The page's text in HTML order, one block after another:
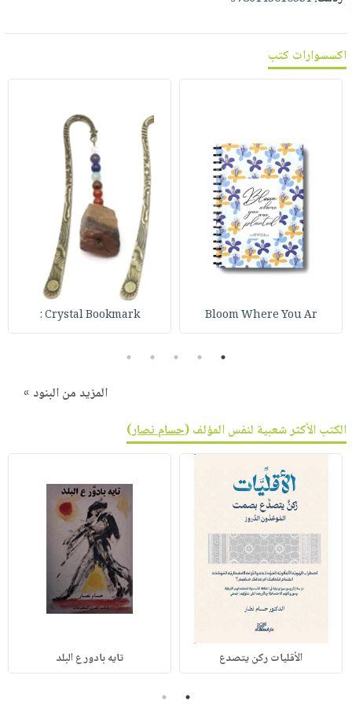
صابون
أطفال
مناسبات
أسئلة
يتكرر
طرحها
وفرات
انشر
كتابك
تواصل
التسوق
نشرة
اكسسوارات كتب
Bloom Where You Ar
Crystal Bookmark :
1
2
3
4
5
المزيد من البنود »
الكتب الأكثر شعبية لنفس المؤلف (حسام نصار)
الأقليات ركن يتصدع تايه بادور ع البلد
1
2